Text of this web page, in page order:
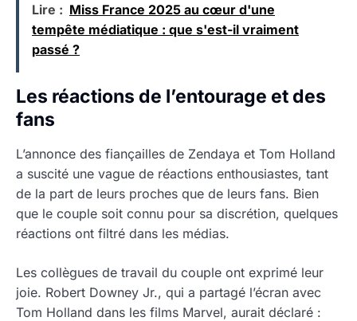
Lire : Miss France 2025 au cœur d'une
tempête médiatique : que s'est-il vraiment
passé ?
Les réactions de l’entourage et des
fans
L’annonce des fiançailles de Zendaya et Tom Holland
a suscité une vague de réactions enthousiastes, tant
de la part de leurs proches que de leurs fans. Bien
que le couple soit connu pour sa discrétion, quelques
réactions ont filtré dans les médias.
Les collègues de travail du couple ont exprimé leur
joie. Robert Downey Jr., qui a partagé l’écran avec
Tom Holland dans les films Marvel, aurait déclaré :